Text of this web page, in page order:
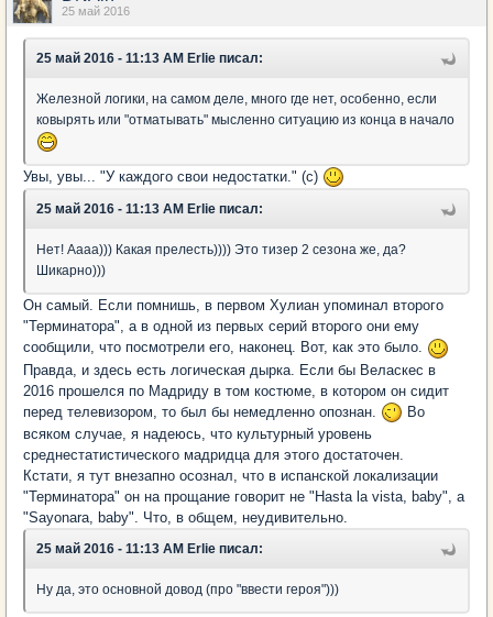
25 май 2016
25 май 2016 - 11:13 AM Erlie писал:
Железной логики, на самом деле, много где нет, особенно, если
ковырять или "отматывать" мысленно ситуацию из конца в начало
Увы, увы... "У каждого свои недостатки." (с)
25 май 2016 - 11:13 AM Erlie писал:
Нет! Аааа))) Какая прелесть)))) Это тизер 2 сезона же, да?
Шикарно)))
Он самый. Если помнишь, в первом Хулиан упоминал второго
"Терминатора", а в одной из первых серий второго они ему
сообщили, что посмотрели его, наконец. Вот, как это было.
Правда, и здесь есть логическая дырка. Если бы Веласкес в
2016 прошелся по Мадриду в том костюме, в котором он сидит
перед телевизором, то был бы немедленно опознан.
Во
всяком случае, я надеюсь, что культурный уровень
среднестатистического мадридца для этого достаточен.
Кстати, я тут внезапно осознал, что в испанской локализации
"Терминатора" он на прощание говорит не "Hasta la vista, baby", а
"Sayonara, baby". Что, в общем, неудивительно.
25 май 2016 - 11:13 AM Erlie писал:
Ну да, это основной довод (про "ввести героя")))